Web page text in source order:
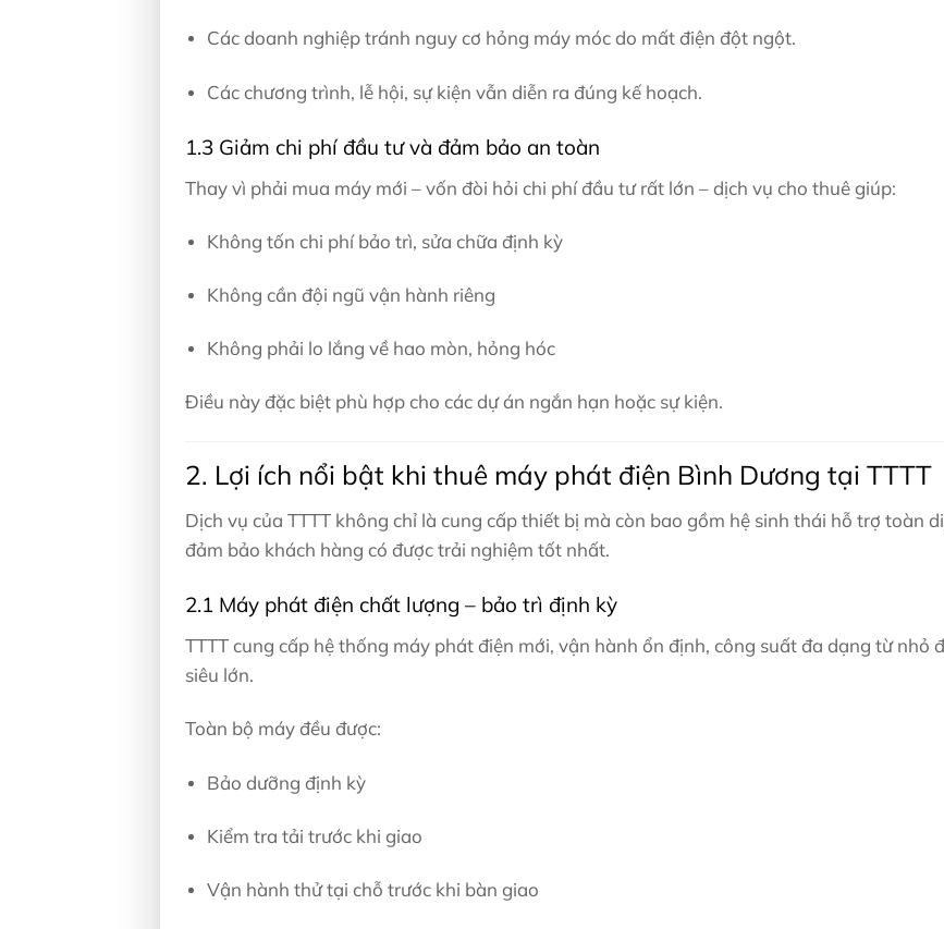
Các doanh nghiệp tránh nguy cơ hỏng máy móc do mất điện đột ngột.
Các chương trình, lễ hội, sự kiện vẫn diễn ra đúng kế hoạch.
1.3 Giảm chi phí đầu tư và đảm bảo an toàn
Thay vì phải mua máy mới – vốn đòi hỏi chi phí đầu tư rất lớn – dịch vụ cho thuê giúp:
Không tốn chi phí bảo trì, sửa chữa định kỳ
Không cần đội ngũ vận hành riêng
Không phải lo lắng về hao mòn, hỏng hóc
Điều này đặc biệt phù hợp cho các dự án ngắn hạn hoặc sự kiện.
2. Lợi ích nổi bật khi thuê máy phát điện Bình Dương tại TTTT
Dịch vụ của TTTT không chỉ là cung cấp thiết bị mà còn bao gồm hệ sinh thái hỗ trợ toàn
đảm bảo khách hàng có được trải nghiệm tốt nhất.
2.1 Máy phát điện chất lượng – bảo trì định kỳ
TTTT cung cấp hệ thống máy phát điện mới, vận hành ổn định, công suất đa dạng từ nhỏ
siêu lớn.
Toàn bộ máy đều được:
Bảo dưỡng định kỳ
Kiểm tra tải trước khi giao
Vận hành thử tại chỗ trước khi bàn giao